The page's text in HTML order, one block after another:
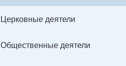
Церковные деятели
Общественные деятели